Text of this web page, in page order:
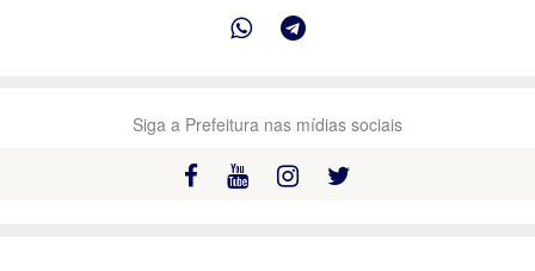
Siga a Prefeitura nas mídias sociais